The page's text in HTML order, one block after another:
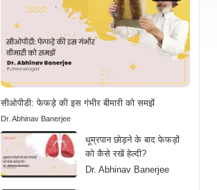
सीओपीडी: फेफड़े की इस गंभीर बीमारी को समझें
Dr. Abhinav Banerjee
धूम्रपान छोड़ने के बाद फेफड़ों
को कैसे रखें हेल्दी?
Dr. Abhinav Banerjee